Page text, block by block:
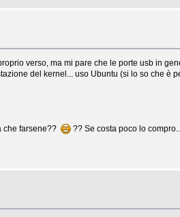
verso, ma mi pare che le porte usb in
del kernel... uso Ubuntu (si lo so che è
che farsene??
?? Se costa poco lo